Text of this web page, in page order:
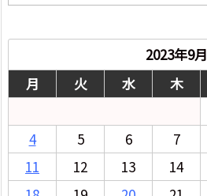
別
2023年9月
月
火 水 木
4
5 6 7
11
12 13 14